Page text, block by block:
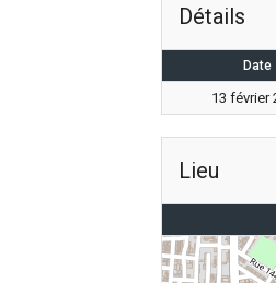
Détails
Date
13 février
Lieu